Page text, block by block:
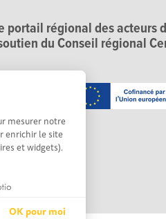
mesurer notre
enrichir le site
et widgets).
OK pour moi
portail régional des
du Conseil régional